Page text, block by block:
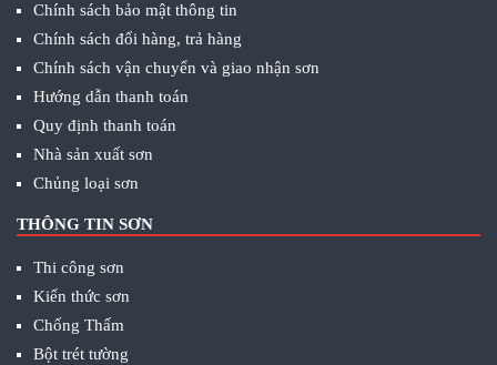
Chính sách bảo mật thông tin
Chính sách đổi hàng, trả hàng
Chính sách vận chuyển và giao nhận sơn
Hướng dẫn thanh toán
Quy định thanh toán
Nhà sản xuất sơn
Chủng loại sơn
THÔNG TIN SƠN
Thi công sơn
Kiến thức sơn
Chống Thấm
Bột trét tường